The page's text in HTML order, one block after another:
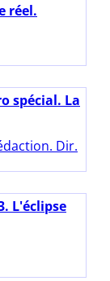
réel.
spécial. La
Dir.
L'éclipse